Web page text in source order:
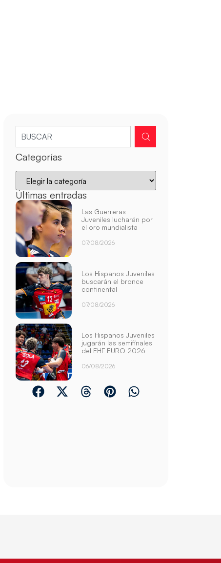
Categorías
Últimas entradas
Las Guerreras
Juveniles lucharán por
el oro mundialista
07/08/2026
Los Hispanos Juveniles
buscarán el bronce
continental
07/08/2026
Los Hispanos Juveniles
jugarán las semifinales
del EHF EURO 2026
06/08/2026